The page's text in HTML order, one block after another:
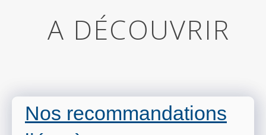
A DÉCOUVRIR
Nos recommandations